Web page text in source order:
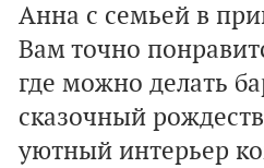
Анна с семьей в
Вам точно
где можно делать
сказочный
уютный интерьер